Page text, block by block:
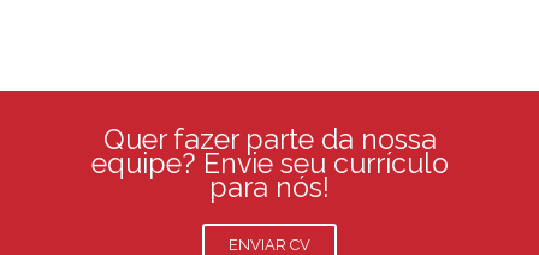
Quer fazer parte da nossa
equipe? Envie seu currículo
para nós!
ENVIAR CV